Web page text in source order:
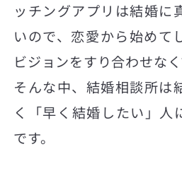
ッチングアプリは結婚に
いので、恋愛から始めて
ビジョンをすり合わせな
そんな中、結婚相談所は
く「早く結婚したい」人
です。